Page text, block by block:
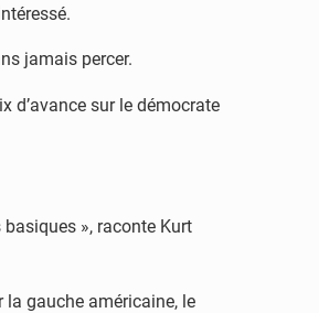
jamais percer.
d’avance sur le démocrate
», raconte Kurt
la gauche américaine, le